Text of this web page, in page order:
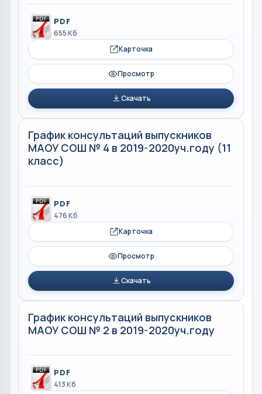
PDF
655 Кб
Карточка
Просмотр
Скачать
График консультаций выпускников
МАОУ СОШ № 4 в 2019-2020уч.году (11
класс)
PDF
476 Кб
Карточка
Просмотр
Скачать
График консультаций выпускников
МАОУ СОШ № 2 в 2019-2020уч.году
PDF
413 Кб